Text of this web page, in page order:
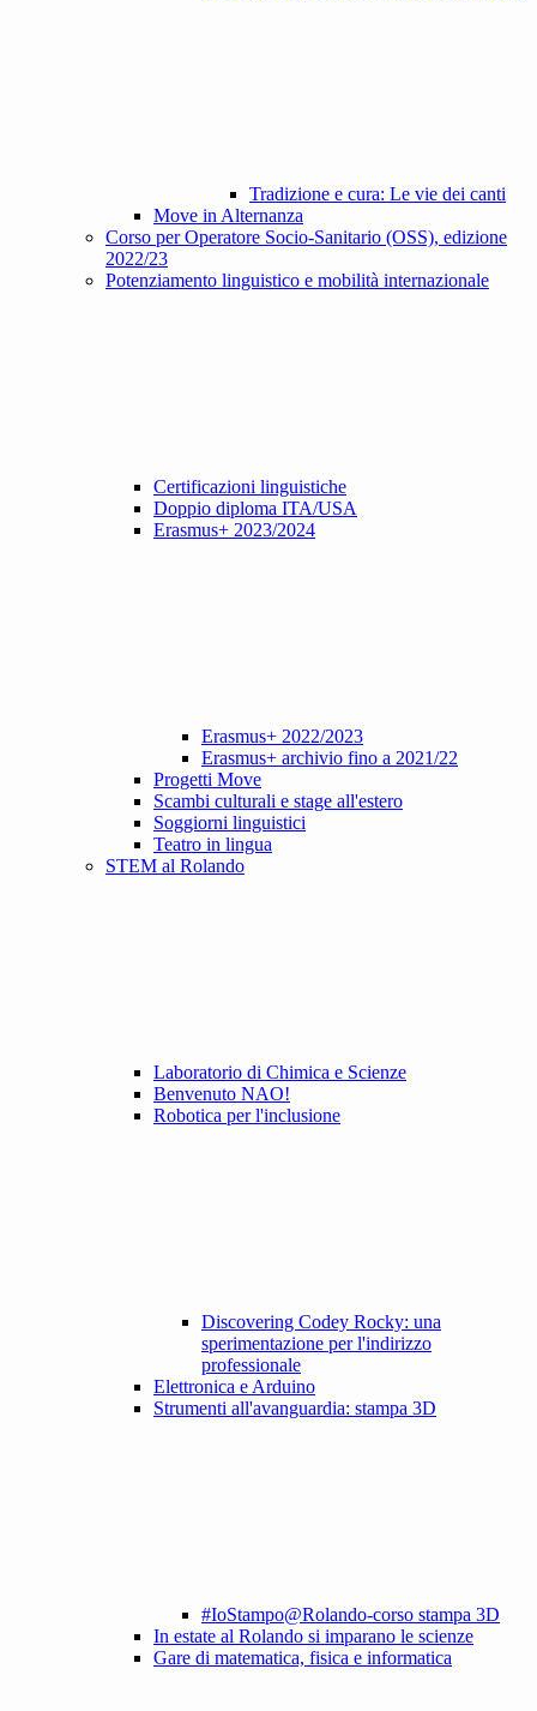
Tradizione e cura: Le vie dei canti
Move in Alternanza
Corso per Operatore Socio-Sanitario (OSS), edizione
2022/23
Potenziamento linguistico e mobilità internazionale
Certificazioni linguistiche
Doppio diploma ITA/USA
Erasmus+ 2023/2024
Erasmus+ 2022/2023
Erasmus+ archivio fino a 2021/22
Progetti Move
Scambi culturali e stage all'estero
Soggiorni linguistici
Teatro in lingua
STEM al Rolando
Laboratorio di Chimica e Scienze
Benvenuto NAO!
Robotica per l'inclusione
Discovering Codey Rocky: una
sperimentazione per l'indirizzo
professionale
Elettronica e Arduino
Strumenti all'avanguardia: stampa 3D
#IoStampo@Rolando-corso stampa 3D
In estate al Rolando si imparano le scienze
Gare di matematica, fisica e informatica